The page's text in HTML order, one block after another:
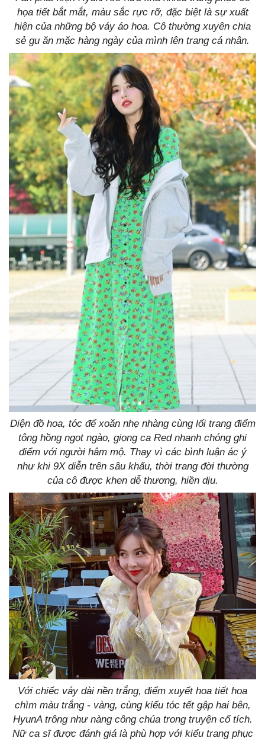
họa tiết bắt mắt, màu sắc rực rỡ, đặc biệt là sự xuất
hiện của những bộ váy áo hoa. Cô thường xuyên chia
sẻ gu ăn mặc hàng ngày của mình lên trang cá nhân.
Diện đồ hoa, tóc để xoăn nhẹ nhàng cùng lối trang điểm
tông hồng ngọt ngào, giọng ca Red nhanh chóng ghi
điểm với người hâm mộ. Thay vì các bình luận ác ý
như khi 9X diễn trên sâu khấu, thời trang đời thường
của cô được khen dễ thương, hiền dịu.
Với chiếc váy dài nền trắng, điểm xuyết hoa tiết hoa
chìm màu trắng - vàng, cùng kiểu tóc tết gập hai bên,
HyunA trông như nàng công chúa trong truyện cổ tích.
Nữ ca sĩ được đánh giá là phù hợp với kiểu trang phục